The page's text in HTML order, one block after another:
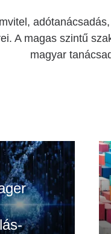
A magas szintű
magyar